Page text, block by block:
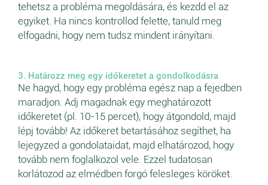
tehetsz a probléma megoldására, és kezdd el az
egyiket. Ha nincs kontrollod felette, tanuld meg
elfogadni, hogy nem tudsz mindent irányítani.
3. Határozz meg egy időkeretet a gondolkodásra
Ne hagyd, hogy egy probléma egész nap a fejedben
maradjon. Adj magadnak egy meghatározott
időkeretet (pl. 10-15 percet), hogy átgondold, majd
lépj tovább! Az időkeret betartásához segíthet, ha
lejegyzed a gondolataidat, majd elhatározod, hogy
tovább nem foglalkozol vele. Ezzel tudatosan
korlátozod az elmédben forgó felesleges köröket.